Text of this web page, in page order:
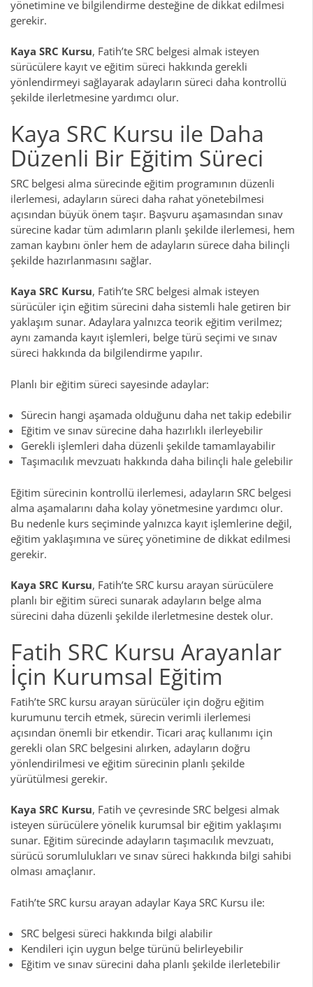
yönetimine ve bilgilendirme desteğine de dikkat edilmesi
gerekir.
Kaya SRC Kursu, Fatih’te SRC belgesi almak isteyen
sürücülere kayıt ve eğitim süreci hakkında gerekli
yönlendirmeyi sağlayarak adayların süreci daha kontrollü
şekilde ilerletmesine yardımcı olur.
Kaya SRC Kursu ile Daha
Düzenli Bir Eğitim Süreci
SRC belgesi alma sürecinde eğitim programının düzenli
ilerlemesi, adayların süreci daha rahat yönetebilmesi
açısından büyük önem taşır. Başvuru aşamasından sınav
sürecine kadar tüm adımların planlı şekilde ilerlemesi, hem
zaman kaybını önler hem de adayların sürece daha bilinçli
şekilde hazırlanmasını sağlar.
Kaya SRC Kursu, Fatih’te SRC belgesi almak isteyen
sürücüler için eğitim sürecini daha sistemli hale getiren bir
yaklaşım sunar. Adaylara yalnızca teorik eğitim verilmez;
aynı zamanda kayıt işlemleri, belge türü seçimi ve sınav
süreci hakkında da bilgilendirme yapılır.
Planlı bir eğitim süreci sayesinde adaylar:
Sürecin hangi aşamada olduğunu daha net takip edebilir
Eğitim ve sınav sürecine daha hazırlıklı ilerleyebilir
Gerekli işlemleri daha düzenli şekilde tamamlayabilir
Taşımacılık mevzuatı hakkında daha bilinçli hale gelebilir
Eğitim sürecinin kontrollü ilerlemesi, adayların SRC belgesi
alma aşamalarını daha kolay yönetmesine yardımcı olur.
Bu nedenle kurs seçiminde yalnızca kayıt işlemlerine değil,
eğitim yaklaşımına ve süreç yönetimine de dikkat edilmesi
gerekir.
Kaya SRC Kursu, Fatih’te SRC kursu arayan sürücülere
planlı bir eğitim süreci sunarak adayların belge alma
sürecini daha düzenli şekilde ilerletmesine destek olur.
Fatih SRC Kursu Arayanlar
İçin Kurumsal Eğitim
Fatih’te SRC kursu arayan sürücüler için doğru eğitim
kurumunu tercih etmek, sürecin verimli ilerlemesi
açısından önemli bir etkendir. Ticari araç kullanımı için
gerekli olan SRC belgesini alırken, adayların doğru
yönlendirilmesi ve eğitim sürecinin planlı şekilde
yürütülmesi gerekir.
Kaya SRC Kursu, Fatih ve çevresinde SRC belgesi almak
isteyen sürücülere yönelik kurumsal bir eğitim yaklaşımı
sunar. Eğitim sürecinde adayların taşımacılık mevzuatı,
sürücü sorumlulukları ve sınav süreci hakkında bilgi sahibi
olması amaçlanır.
Fatih’te SRC kursu arayan adaylar Kaya SRC Kursu ile:
SRC belgesi süreci hakkında bilgi alabilir
Kendileri için uygun belge türünü belirleyebilir
Eğitim ve sınav sürecini daha planlı şekilde ilerletebilir